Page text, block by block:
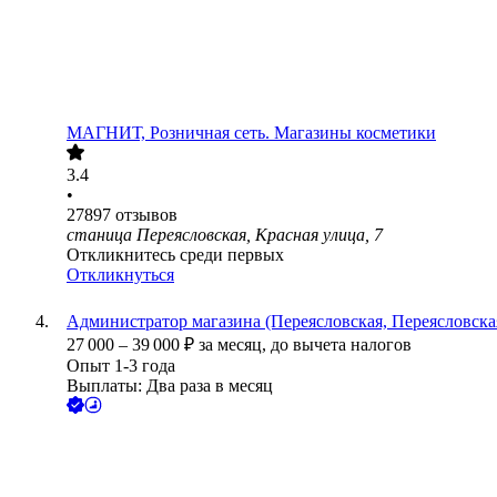
МАГНИТ, Розничная сеть. Магазины косметики
3.4
•
27897 отзывов
станица Переясловская, Красная улица, 7
Откликнитесь среди первых
Откликнуться
Администратор магазина (Переясловская,
27 000 – 39 000 ₽ за месяц, до вычета налогов
Опыт 1-3 года
Выплаты: Два раза в месяц